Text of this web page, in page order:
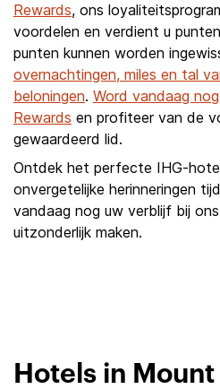
Rewards, ons
voordelen en verdient u
punten kunnen worden
overnachtingen, miles en tal
beloningen. Word vandaag
Rewards en profiteer van de
gewaardeerd lid.
Ontdek het perfecte IHG-
onvergetelijke herinneringen
vandaag nog uw verblijf bij
uitzonderlijk maken.
Hotels in